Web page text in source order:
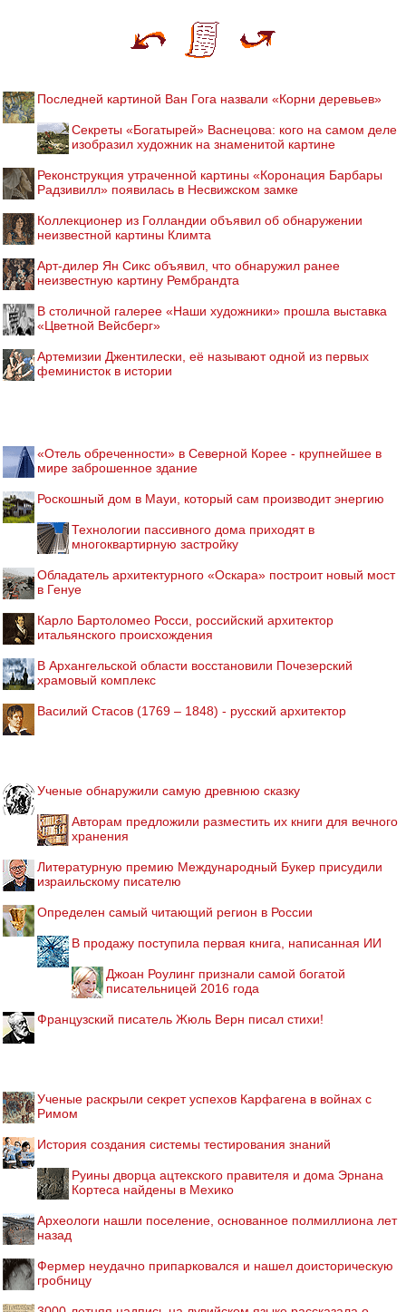
Последней картиной Ван Гога назвали «Корни деревьев»
Секреты «Богатырей» Васнецова: кого на самом деле
изобразил художник на знаменитой картине
Реконструкция утраченной картины «Коронация Барбары
Радзивилл» появилась в Несвижском замке
Коллекционер из Голландии объявил об обнаружении
неизвестной картины Климта
Арт-дилер Ян Сикс объявил, что обнаружил ранее
неизвестную картину Рембрандта
В столичной галерее «Наши художники» прошла выставка
«Цветной Вейсберг»
Артемизии Джентилески, её называют одной из первых
феминисток в истории
«Отель обреченности» в Северной Корее - крупнейшее в
мире заброшенное здание
Роскошный дом в Мауи, который сам производит энергию
Технологии пассивного дома приходят в
многоквартирную застройку
Обладатель архитектурного «Оскара» построит новый мост
в Генуе
Карло Бартоломео Росси, российский архитектор
итальянского происхождения
В Архангельской области восстановили Почезерский
храмовый комплекс
Василий Стасов (1769 – 1848) - русский архитектор
Ученые обнаружили самую древнюю сказку
Авторам предложили разместить их книги для вечного
хранения
Литературную премию Международный Букер присудили
израильскому писателю
Определен самый читающий регион в России
В продажу поступила первая книга, написанная ИИ
Джоан Роулинг признали самой богатой
писательницей 2016 года
Французский писатель Жюль Верн писал стихи!
Ученые раскрыли секрет успехов Карфагена в войнах с
Римом
История создания системы тестирования знаний
Руины дворца ацтекского правителя и дома Эрнана
Кортеса найдены в Мехико
Археологи нашли поселение, основанное полмиллиона лет
назад
Фермер неудачно припарковался и нашел доисторическую
гробницу